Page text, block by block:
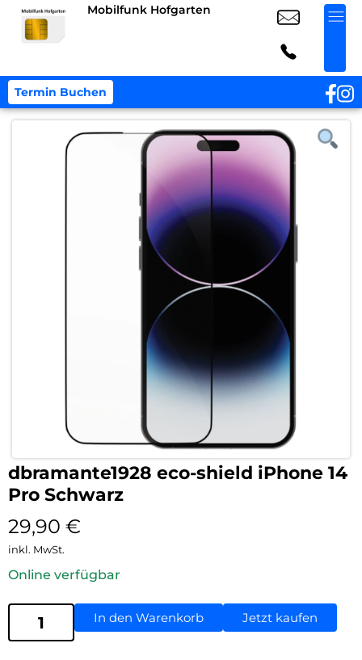
Mobilfunk Hofgarten
Termin Buchen
dbramante1928 eco-shield iPhone 14
Pro Schwarz
29,90 €
inkl. MwSt.
Online verfügbar
In den Warenkorb Jetzt kaufen